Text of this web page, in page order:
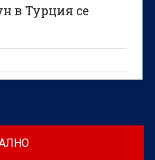
в Турция се